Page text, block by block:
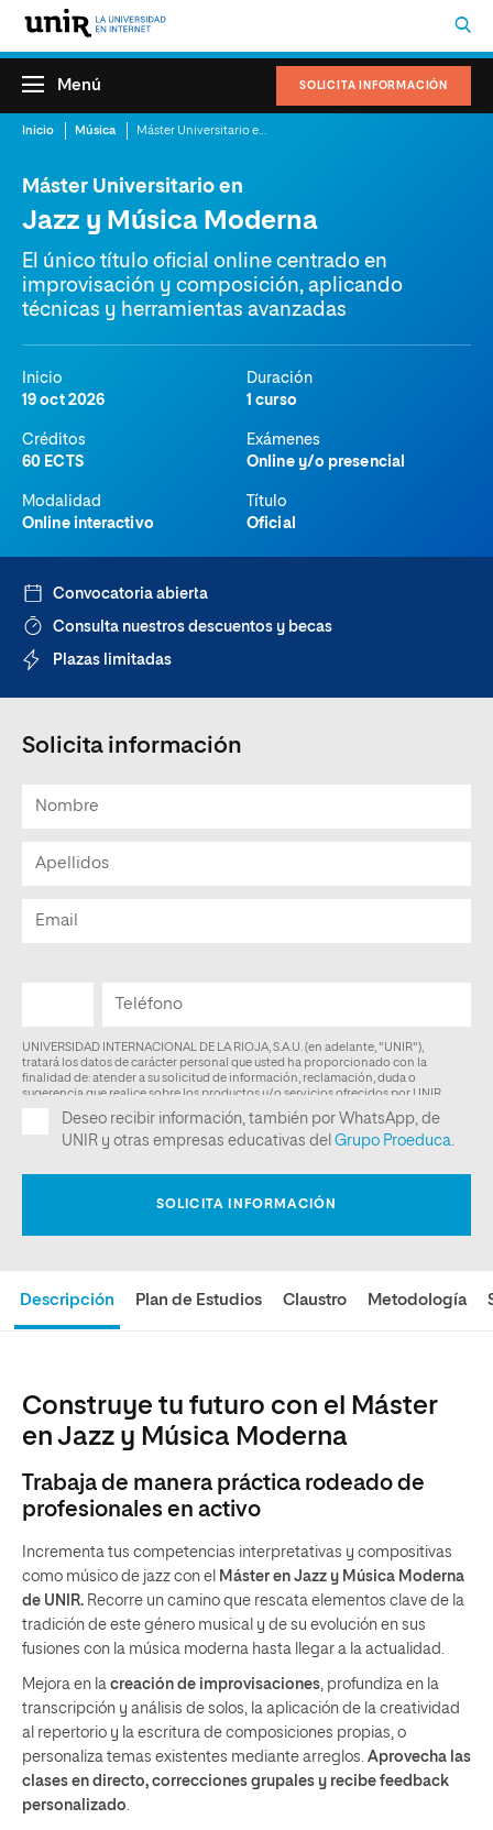
SOLICITA INFORMACIÓN
Menú
Inicio Música
Máster Universitario en
Jazz y Música Moderna
El único título oficial online centrado en
improvisación y composición, aplicando
técnicas y herramientas avanzadas
Inicio
19 oct 2026
Duración
1 curso
Créditos
60 ECTS
Exámenes
Online y/o presencial
Modalidad
Online interactivo
Título
Oficial
Descripción Plan de Estudios Claustro Metodología
Construye tu futuro con el Máster
en Jazz y Música Moderna
Trabaja de manera práctica rodeado de
profesionales en activo
Incrementa tus competencias interpretativas y compositivas
como músico de jazz con el Máster en Jazz y Música Moderna
de UNIR. Recorre un camino que rescata elementos clave de la
tradición de este género musical y de su evolución en sus
fusiones con la música moderna hasta llegar a la actualidad.
Mejora en la creación de improvisaciones, profundiza en la
transcripción y análisis de solos, la aplicación de la creatividad
al repertorio y la escritura de composiciones propias, o
personaliza temas existentes mediante arreglos. Aprovecha las
clases en directo, correcciones grupales y recibe feedback
personalizado.
Convocatoria abierta
Consulta nuestros descuentos y becas
Plazas limitadas
Solicita información